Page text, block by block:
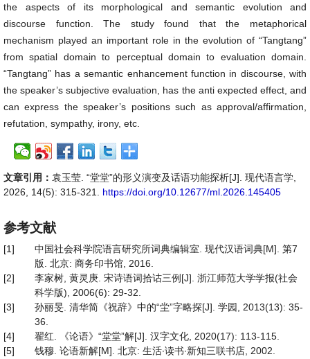
the aspects of its morphological and semantic evolution and
discourse function. The study found that the metaphorical
mechanism played an important role in the evolution of “Tangtang”
from spatial domain to perceptual domain to evaluation domain.
“Tangtang” has a semantic enhancement function in discourse, with
the speaker’s subjective evaluation, has the anti expected effect, and
can express the speaker’s positions such as approval/affirmation,
refutation, sympathy, irony, etc.
文章引用： 袁玉莹. “堂堂”的形义演变及话语功能探析[J]. 现代语言学,
2026, 14(5): 315-321. https://doi.org/10.12677/ml.2026.145405
参考文献
[1]
中国社会科学院语言研究所词典编辑室. 现代汉语词典[M]. 第7
版. 北京: 商务印书馆, 2016.
[2]
李家树, 黄灵庚. 宋诗语词拾诂三例[J]. 浙江师范大学学报(社会
科学版), 2006(6): 29-32.
[3]
孙丽旻. 清华简《祝辞》中的“坣”字略探[J]. 学园, 2013(13): 35-
36.
[4]
翟红. 《论语》“堂堂”解[J]. 汉字文化, 2020(17): 113-115.
[5]
钱穆. 论语新解[M]. 北京: 生活∙读书∙新知三联书店, 2002.